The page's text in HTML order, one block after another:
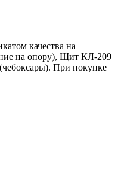
качества на
на опору), Щит КЛ-209
При покупке